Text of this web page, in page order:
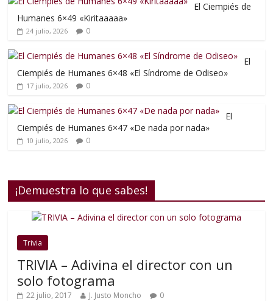
El Ciempiés de
Humanes 6×49 «Kiritaaaaa»
24 julio, 2026 0
El
Ciempiés de Humanes 6×48 «El Síndrome de Odiseo»
17 julio, 2026 0
El
Ciempiés de Humanes 6×47 «De nada por nada»
10 julio, 2026 0
¡Demuestra lo que sabes!
Trivia
TRIVIA – Adivina el director con un
solo fotograma
22 julio, 2017 J. Justo Moncho 0